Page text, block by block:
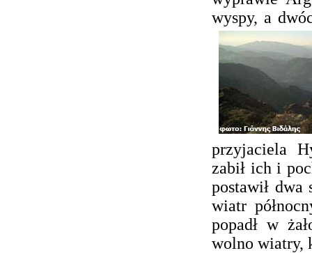
wyspy, a
przyjaciela
zabił ich i
postawił dwa
wiatr
popadł w
wolno wiatry,